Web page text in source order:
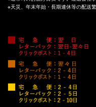
※天災、年末年始・長期連休等の配送